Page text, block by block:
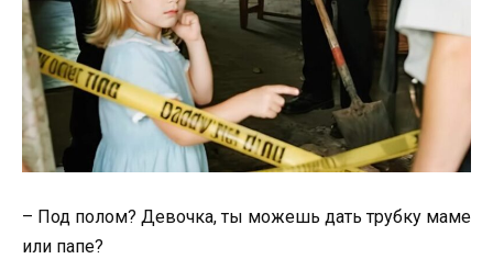
– Под полом? Девочка, ты можешь дать трубку маме
или папе?